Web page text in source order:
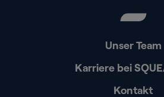
Unser Team
Karriere bei
Kontakt